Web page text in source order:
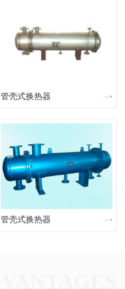
管壳式换热器
管壳式换热器